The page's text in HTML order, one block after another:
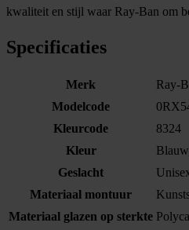
kwaliteit en stijl waar Ray-Ban om
Specificaties
Merk
Ray-
Modelcode
Kleurcode
8324
Kleur
Geslacht
Materiaal montuur
Materiaal glazen op sterkte